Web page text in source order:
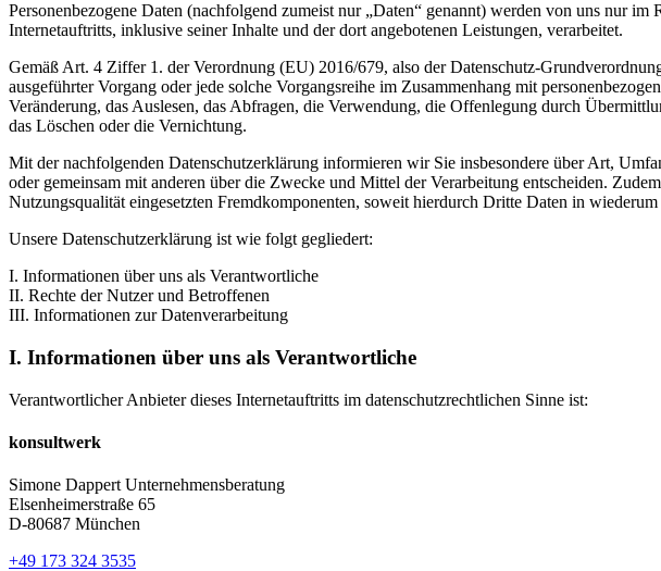
Personenbezogene Daten (nachfolgend zumeist nur „Daten“ genannt) werden von uns nur
Internetauftritts, inklusive seiner Inhalte und der dort angebotenen Leistungen, verarbeitet.
Gemäß Art. 4 Ziffer 1. der Verordnung (EU) 2016/679, also der Datenschutz-
ausgeführter Vorgang oder jede solche Vorgangsreihe im Zusammenhang mit
Veränderung, das Auslesen, das Abfragen, die Verwendung, die Offenlegung durch
das Löschen oder die Vernichtung.
Mit der nachfolgenden Datenschutzerklärung informieren wir Sie insbesondere über Art,
oder gemeinsam mit anderen über die Zwecke und Mittel der Verarbeitung entscheiden.
Nutzungsqualität eingesetzten Fremdkomponenten, soweit hierdurch Dritte Daten in
Unsere Datenschutzerklärung ist wie folgt gegliedert:
I. Informationen über uns als Verantwortliche
II. Rechte der Nutzer und Betroffenen
III. Informationen zur Datenverarbeitung
I. Informationen über uns als Verantwortliche
Verantwortlicher Anbieter dieses Internetauftritts im datenschutzrechtlichen Sinne ist:
konsultwerk
Simone Dappert Unternehmensberatung
Elsenheimerstraße 65
D-80687 München
+49 173 324 3535